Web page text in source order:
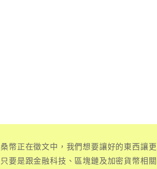
桑幣正在徵文中，我們想要讓好的東西讓更
只要是跟金融科技、區塊鏈及加密貨幣相